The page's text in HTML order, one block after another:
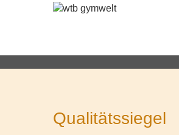
Qualitätssiegel